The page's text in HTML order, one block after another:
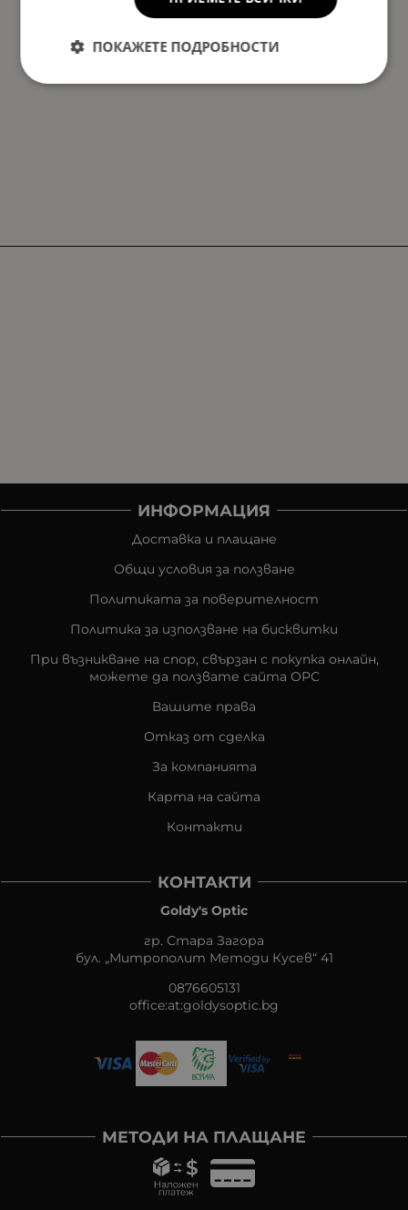
ИНФОРМАЦИЯ
Доставка и плащане
Общи условия за ползване
Политиката за поверителност
Политика за използване на бисквитки
При възникване на спор, свързан с покупка онлайн,
можете да ползвате сайта ОРС
Вашите права
Отказ от сделка
За компанията
Карта на сайта
Контакти
КОНТАКТИ
Goldy's Optic
гр. Стара Загора
бул. „Митрополит Методи Кусев“ 41
0876605131
office:at:goldysoptic.bg
МЕТОДИ НА ПЛАЩАНЕ
ПОКАЖЕТЕ ПОДРОБНОСТИ